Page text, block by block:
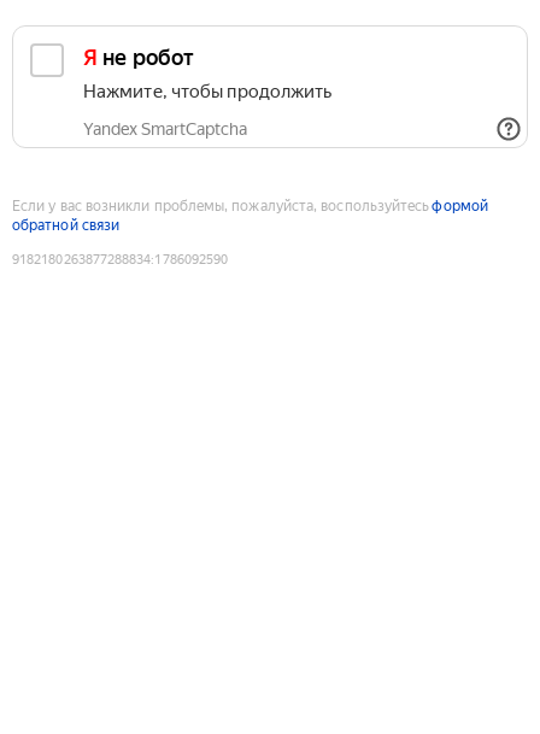
Я не робот
Нажмите, чтобы продолжить
Yandex SmartCaptcha
Если у вас возникли проблемы, пожалуйста, воспользуйтесьформой
обратной связи
9182180263877288834:1786092590